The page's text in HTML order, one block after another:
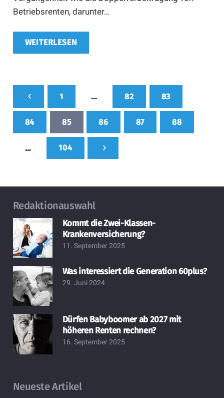
Betriebsrenten, darunter…
WEITERLESEN
1 … 82 83
84 85 86 87 88
… 104
Redaktionauswahl
Kommt die Zwei-Klassen-
Krankenversicherung?
11. September 2025
Was interessiert die Generation 60plus?
29. Juni 2024
Dürfen Babyboomer ab 2027 mit
höheren Renten rechnen?
16. September 2025
Neueste Artikel